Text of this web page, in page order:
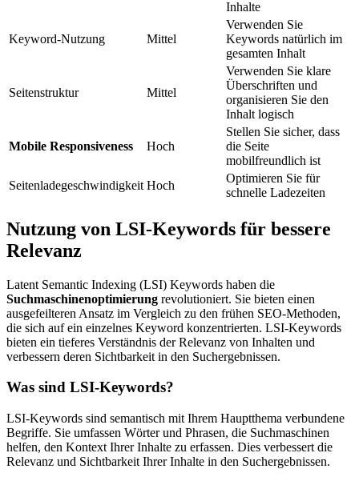
Inhalte
Keyword-Nutzung Mittel
Verwenden Sie
Keywords natürlich im
gesamten Inhalt
Seitenstruktur Mittel
Verwenden Sie klare
Überschriften und
organisieren Sie den
Inhalt logisch
Mobile Responsiveness Hoch
Stellen Sie sicher, dass
die Seite
mobilfreundlich ist
Seitenladegeschwindigkeit Hoch
Optimieren Sie für
schnelle Ladezeiten
Nutzung von LSI-Keywords für bessere
Relevanz
Latent Semantic Indexing (LSI) Keywords haben die
Suchmaschinenoptimierung revolutioniert. Sie bieten einen
ausgefeilteren Ansatz im Vergleich zu den frühen SEO-Methoden,
die sich auf ein einzelnes Keyword konzentrierten. LSI-Keywords
bieten ein tieferes Verständnis der Relevanz von Inhalten und
verbessern deren Sichtbarkeit in den Suchergebnissen.
Was sind LSI-Keywords?
LSI-Keywords sind semantisch mit Ihrem Hauptthema verbundene
Begriffe. Sie umfassen Wörter und Phrasen, die Suchmaschinen
helfen, den Kontext Ihrer Inhalte zu erfassen. Dies verbessert die
Relevanz und Sichtbarkeit Ihrer Inhalte in den Suchergebnissen.